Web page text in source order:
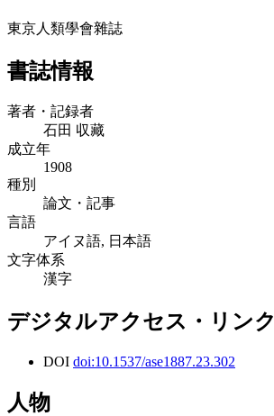
東京人類學會雜誌
書誌情報
著者・記録者
石田 収藏
成立年
1908
種別
論文・記事
言語
アイヌ語, 日本語
文字体系
漢字
デジタルアクセス・リンク
DOI doi:10.1537/ase1887.23.302
人物